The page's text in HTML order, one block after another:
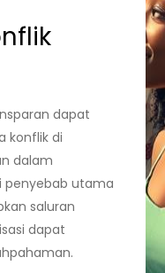
dapat
konflik di
dalam
penyebab utama
saluran
dapat